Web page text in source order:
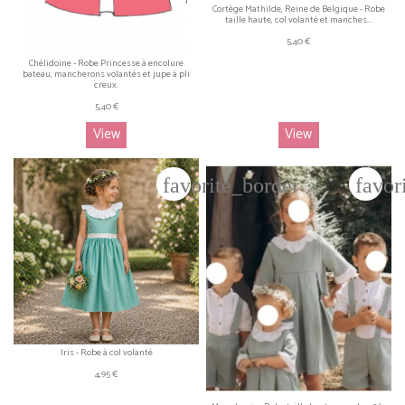
Chélidoine - Robe Princesse à encolure
bateau, mancherons volantés et jupe à pli
creux.
5,40 €
View
Cortège Mathilde, Reine de Belgique - Robe
taille haute, col volanté et manches...
5,40 €
View
favorite_border
Iris - Robe à col volanté
4,95 €